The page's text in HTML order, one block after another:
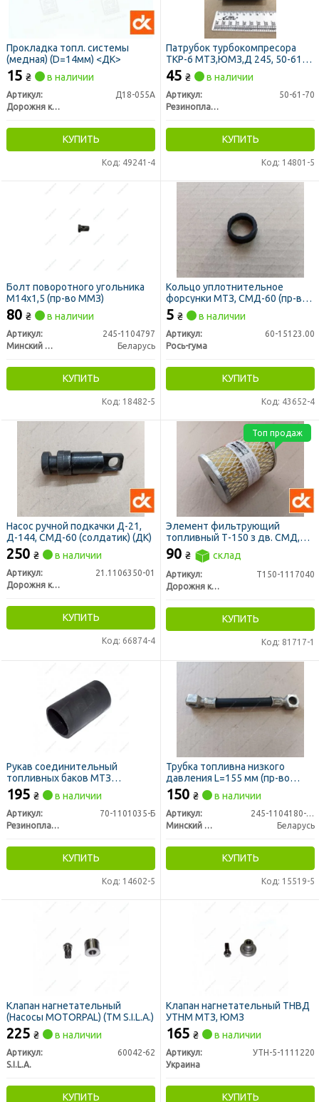
Прокладка топл. системы
(медная) (D=14мм) <ДК>
15 ₴ в наличии
Артикул:
Д18-055А
Дорожня карта
КУПИТЬ
Код: 49241-4
Патрубок турбокомпресора
ТКР-6 МТЗ,ЮМЗ,Д 245, 50-61-
70 (пр-во Резинопласт)
45 ₴ в наличии
Артикул:
50-61-70
Резинопласт, Украина
КУПИТЬ
Код: 14801-5
Болт поворотного угольника
М14х1,5 (пр-во ММЗ)
80 ₴ в наличии
Артикул:
245-1104797
Минский Моторный Завод
Беларусь
КУПИТЬ
Код: 18482-5
Кольцо уплотнительное
форсунки МТЗ, СМД-60 (пр-во
Рось-гума)
5 ₴ в наличии
Артикул:
60-15123.00
Рось-гума
КУПИТЬ
Код: 43652-4
Насос ручной подкачки Д-21,
Д-144, СМД-60 (солдатик) (ДК)
250 ₴ в наличии
Артикул:
21.1106350-01
Дорожня карта
КУПИТЬ
Код: 66874-4
Элемент фильтрующий
топливный Т-150 з дв. СМД,
ДОН 1500, НИВА СК 5 метал.
сквозной 12х9 см (ДК)
90 ₴ склад
Артикул:
Т150-1117040
Дорожня карта
КУПИТЬ
Код: 81717-1
Топ продаж
Рукав соединительный
топливных баков МТЗ
(патрубок 125 мм) (пр-во
Резинопласт)
195 ₴ в наличии
Артикул:
70-1101035-Б
Резинопласт, Украина
КУПИТЬ
Код: 14602-5
Трубка топливна низкого
давления L=155 мм (пр-во
ММЗ)
150 ₴ в наличии
Артикул:
245-1104180-CR
Минский Моторный Завод
Беларусь
КУПИТЬ
Код: 15519-5
Клапан нагнетательный
(Насосы MOTORPAL) (TM S.I.L.A.)
225 ₴ в наличии
Артикул:
60042-62
S.I.L.A.
КУПИТЬ
Клапан нагнетательный ТНВД
УТНМ МТЗ, ЮМЗ
165 ₴ в наличии
Артикул:
УТН-5-1111220
Украина
КУПИТЬ